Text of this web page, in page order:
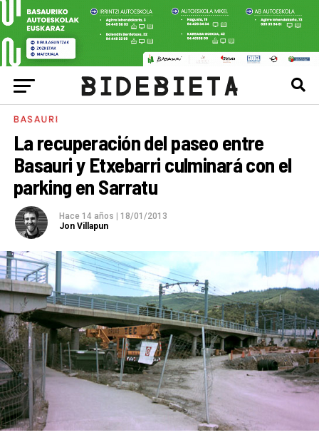
BASAURI
La recuperación del paseo entre
Basauri y Etxebarri culminará con el
parking en Sarratu
Hace 14 años
18/01/2013
Jon Villapun